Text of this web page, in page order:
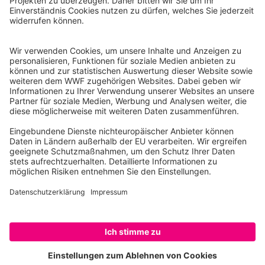
Tel.: 030-311 777 700
Ihre Spende kann steuerlich geltend gemacht werden
Registriert als Stiftung WWF Deutschland, Senatsverwaltung für
Justiz Berlin, Az: 3416/976/2
Umsatzsteuer-Identifikationsnummer: DE 114236103
Freistellungsbescheid: Als gemeinnützige Körperschaft befreit
von der Körperschaftssteuer gem. §5 I 9 KStg. unter der
Steuernummer 27/641/09321
© WWF Deutschland 2026